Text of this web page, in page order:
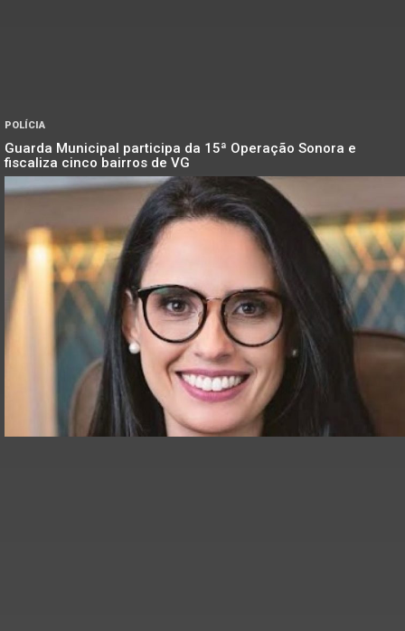
POLÍCIA
Guarda Municipal participa da 15ª Operação Sonora e
fiscaliza cinco bairros de VG